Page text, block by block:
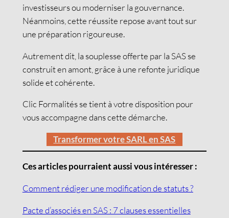
investisseurs ou moderniser la gouvernance.
Néanmoins, cette réussite repose avant tout sur
une préparation rigoureuse.
Autrement dit, la souplesse offerte par la SAS se
construit en amont, grâce à une refonte juridique
solide et cohérente.
Clic Formalités se tient à votre disposition pour
vous accompagne dans cette démarche.
Transformer votre SARL en SAS
Ces articles pourraient aussi vous intéresser :
Comment rédiger une modification de statuts ?
Pacte d’associés en SAS : 7 clauses essentielles